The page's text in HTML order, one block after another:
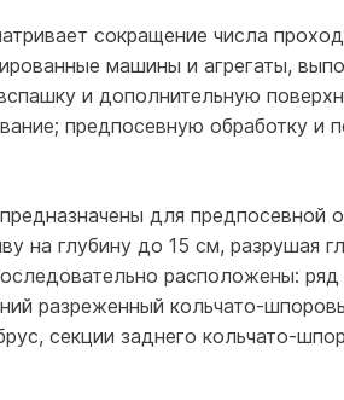
сокращение числа
машины и агрегаты,
и до­полнительную
предпосевную обработку и
предназначены для предпосевной
на глубину до 15 см, разрушая
расположены: ряд
разреженный кольчато-
секции заднего кольчато-